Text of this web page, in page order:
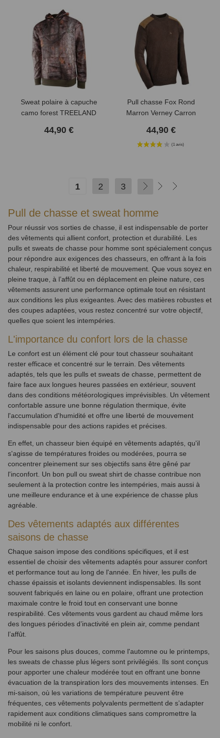
Sweat polaire à capuche
camo forest TREELAND
44,90 €
Pull chasse Fox Rond
Marron Verney Carron
44,90 €
1 2 3 SUIVANT
Pull de chasse et sweat homme
Pour réussir vos sorties de chasse, il est indispensable de porter
des vêtements qui allient confort, protection et durabilité. Les
pulls et sweats de chasse pour homme sont spécialement conçus
pour répondre aux exigences des chasseurs, en offrant à la fois
chaleur, respirabilité et liberté de mouvement. Que vous soyez en
pleine traque, à l’affût ou en déplacement en pleine nature, ces
vêtements assurent une performance optimale tout en résistant
aux conditions les plus exigeantes. Avec des matières robustes et
des coupes adaptées, vous restez concentré sur votre objectif,
quelles que soient les intempéries.
L'importance du confort lors de la chasse
Le confort est un élément clé pour tout chasseur souhaitant
rester efficace et concentré sur le terrain. Des vêtements
adaptés, tels que les pulls et sweats de chasse, permettent de
faire face aux longues heures passées en extérieur, souvent
dans des conditions météorologiques imprévisibles. Un vêtement
confortable assure une bonne régulation thermique, évite
l'accumulation d'humidité et offre une liberté de mouvement
indispensable pour des actions rapides et précises.
En effet, un chasseur bien équipé en vêtements adaptés, qu'il
s'agisse de températures froides ou modérées, pourra se
concentrer pleinement sur ses objectifs sans être gêné par
l'inconfort. Un bon pull ou sweat shirt de chasse contribue non
seulement à la protection contre les intempéries, mais aussi à
une meilleure endurance et à une expérience de chasse plus
agréable.
Des vêtements adaptés aux différentes
saisons de chasse
Chaque saison impose des conditions spécifiques, et il est
essentiel de choisir des vêtements adaptés pour assurer confort
et performance tout au long de l'année. En hiver, les pulls de
chasse épaissis et isolants deviennent indispensables. Ils sont
souvent fabriqués en laine ou en polaire, offrant une protection
maximale contre le froid tout en conservant une bonne
respirabilité. Ces vêtements vous gardent au chaud même lors
des longues périodes d’inactivité en plein air, comme pendant
l’affût.
Pour les saisons plus douces, comme l'automne ou le printemps,
les sweats de chasse plus légers sont privilégiés. Ils sont conçus
pour apporter une chaleur modérée tout en offrant une bonne
évacuation de la transpiration lors des mouvements intenses. En
mi-saison, où les variations de température peuvent être
fréquentes, ces vêtements polyvalents permettent de s’adapter
rapidement aux conditions climatiques sans compromettre la
mobilité ni le confort.